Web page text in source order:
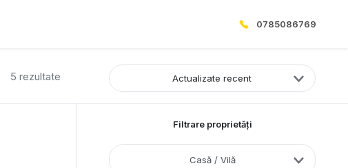
0785086769
5 rezultate Actualizate recent
Filtrare proprietăți
Casă / Vilă